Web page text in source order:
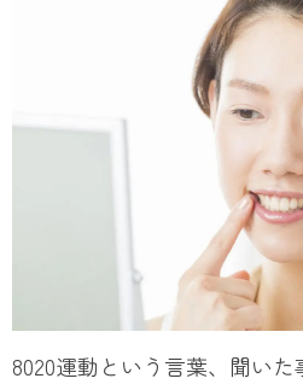
8020運動という言葉、聞い